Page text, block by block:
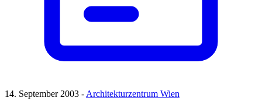
14. September 2003 -Architekturzentrum Wien